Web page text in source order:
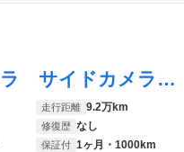
スカイライン ３７０ＧＴ ＥＴＣ バックカメラ サイドカメラ ナビ アルミホイール オートライト ＨＩＤ ＡＴ スマートキー 電動格納ミラー 盗難防止システム パワーシート ＣＤ ＤＶＤ再生 Ｂｌｕｅｔｏｏｔｈ 衝突安全ボディ
走行距離 9.2万km
修復歴 なし
保証付 1ヶ月・1000km